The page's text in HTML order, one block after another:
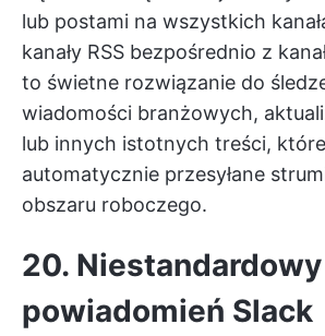
lub postami na wszystkich
kanały RSS bezpośrednio z
to świetne rozwiązanie do
wiadomości branżowych,
lub innych istotnych treści,
automatycznie przesyłane
obszaru roboczego.
20.
powiadomień Slack